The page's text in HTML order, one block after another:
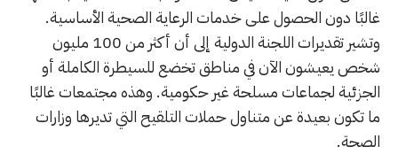
غالبًا دون الحصول على خدمات الرعاية الصحية الأساسية.
وتشير تقديرات اللجنة الدولية إلى أن أكثر من 100 مليون
شخص يعيشون الآن في مناطق تخضع للسيطرة الكاملة أو
الجزئية لجماعات مسلحة غير حكومية. وهذه مجتمعات غالبًا
ما تكون بعيدة عن متناول حملات التلقيح التي تديرها وزارات
الصحة.